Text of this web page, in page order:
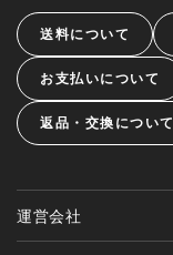
送料について
お支払いについて
返品・交換について
運営会社